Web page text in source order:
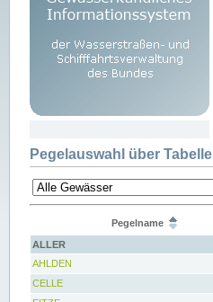
Pegelauswahl über Tabelle
Pegelname
ALLER
AHLDEN
CELLE